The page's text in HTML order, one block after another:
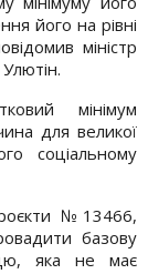
його на рівні
міністр
Улютін.
мінімум
для великої
соціальному
№13466,
базову
яка не має